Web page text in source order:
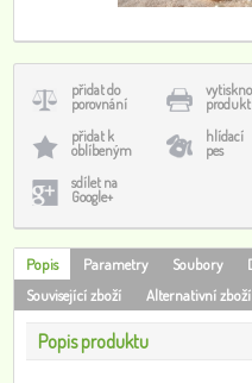
přidat do
porovnání
produkt
přidat k
oblíbeným
hlídací
pes
sdílet na
Google+
Popis Parametry Soubory
Související zboží
Alternativní zboží
Popis produktu